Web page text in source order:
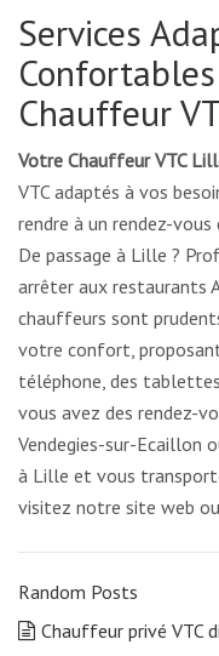
Services
Chauffeur
Votre Chauffeur VTC
VTC adaptés à vos
rendre à un rendez-
De passage à Lille ?
arrêter aux restaurants
chauffeurs sont
votre confort,
téléphone, des
vous avez des rendez-
Vendegies-sur-Ecaillon
à Lille et vous
visitez notre site web ou
Random Posts
Chauffeur privé VTC